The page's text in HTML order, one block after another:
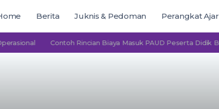
Berita Juknis & Pedoman Perangkat Ajar
Contoh Rincian Biaya Masuk PAUD Peserta Didik Baru